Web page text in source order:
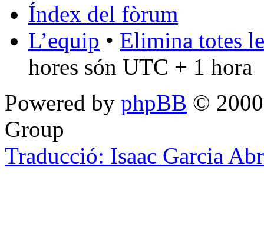
Índex del fòrum
L’equip • Elimina totes
hores són UTC + 1 hora
Powered by phpBB ©
Group
Traducció: Isaac Garcia